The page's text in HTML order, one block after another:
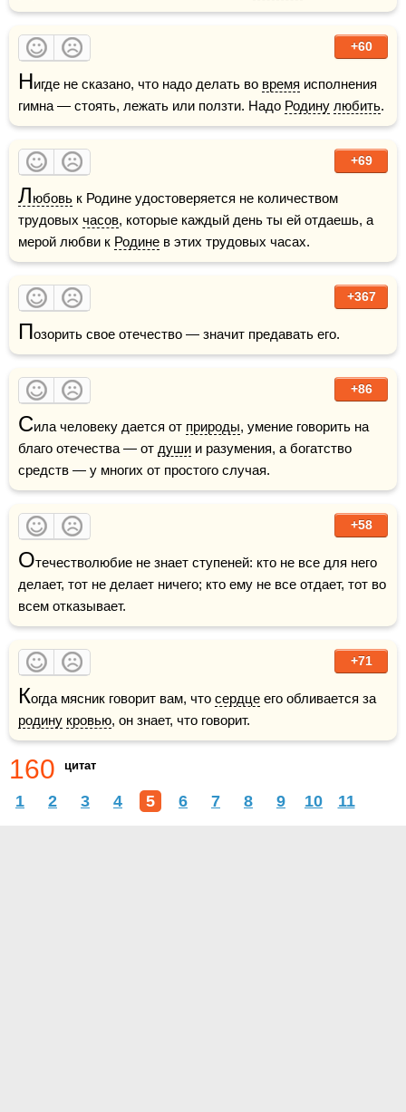
+60
Нигде не сказано, что надо делать во время исполнения
гимна — стоять, лежать или ползти. Надо Родину любить.
+69
Любовь к Родине удостоверяется не количеством
трудовых часов, которые каждый день ты ей отдаешь, а
мерой любви к Родине в этих трудовых часах.
+367
Позорить свое отечество — значит предавать его.
+86
Сила человеку дается от природы, умение говорить на
благо отечества — от души и разумения, а богатство
средств — у многих от простого случая.
+58
Отечестволюбие не знает ступеней: кто не все для него
делает, тот не делает ничего; кто ему не все отдает, тот во
всем отказывает.
+71
Когда мясник говорит вам, что сердце
родину кровью, он знает, что говорит.
160 цитат
1 2 3 4 5 6 7 8 9 10 11